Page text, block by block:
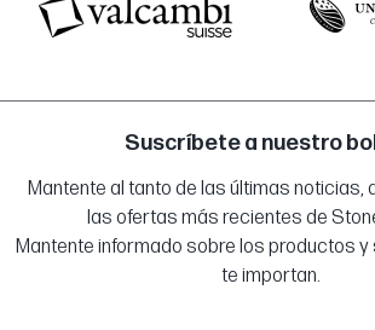
Suscríbete a nuestro
Mantente al tanto de las últimas noticias,
las ofertas más recientes de
Mantente informado sobre los productos
te importan.